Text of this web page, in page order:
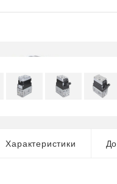
Характеристики